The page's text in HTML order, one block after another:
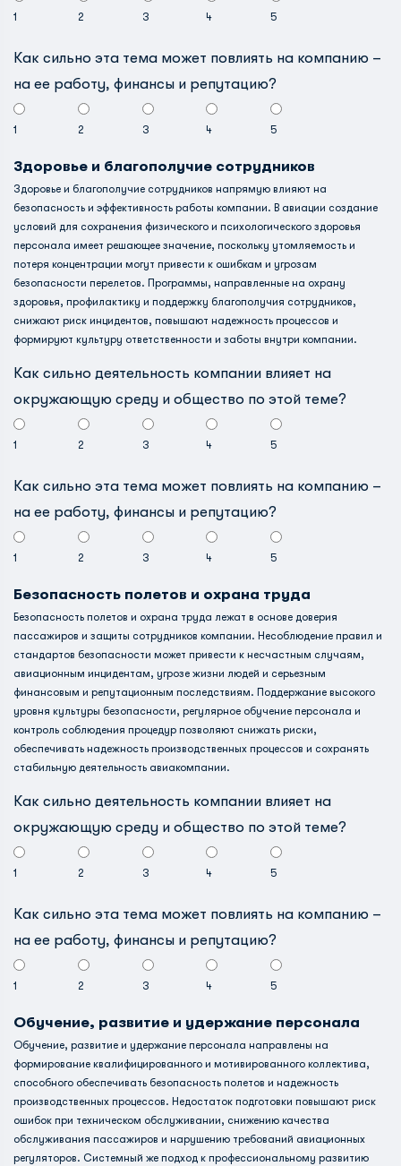
1 2 3 4 5
Как сильно эта тема может повлиять на компанию –
на ее работу, финансы и репутацию?
1 2 3 4 5
Здоровье и благополучие сотрудников
Здоровье и благополучие сотрудников напрямую влияют на
безопасность и эффективность работы компании. В авиации создание
условий для сохранения физического и психологического здоровья
персонала имеет решающее значение, поскольку утомляемость и
потеря концентрации могут привести к ошибкам и угрозам
безопасности перелетов. Программы, направленные на охрану
здоровья, профилактику и поддержку благополучия сотрудников,
снижают риск инцидентов, повышают надежность процессов и
формируют культуру ответственности и заботы внутри компании.
Как сильно деятельность компании влияет на
окружающую среду и общество по этой теме?
1 2 3 4 5
Как сильно эта тема может повлиять на компанию –
на ее работу, финансы и репутацию?
1 2 3 4 5
Безопасность полетов и охрана труда
Безопасность полетов и охрана труда лежат в основе доверия
пассажиров и защиты сотрудников компании. Несоблюдение правил и
стандартов безопасности может привести к несчастным случаям,
авиационным инцидентам, угрозе жизни людей и серьезным
финансовым и репутационным последствиям. Поддержание высокого
уровня культуры безопасности, регулярное обучение персонала и
контроль соблюдения процедур позволяют снижать риски,
обеспечивать надежность производственных процессов и сохранять
стабильную деятельность авиакомпании.
Как сильно деятельность компании влияет на
окружающую среду и общество по этой теме?
1 2 3 4 5
Как сильно эта тема может повлиять на компанию –
на ее работу, финансы и репутацию?
1 2 3 4 5
Обучение, развитие и удержание персонала
Обучение, развитие и удержание персонала направлены на
формирование квалифицированного и мотивированного коллектива,
способного обеспечивать безопасность полетов и надежность
производственных процессов. Недостаток подготовки повышают риск
ошибок при техническом обслуживании, снижению качества
обслуживания пассажиров и нарушению требований авиационных
регуляторов. Системный же подход к профессиональному развитию